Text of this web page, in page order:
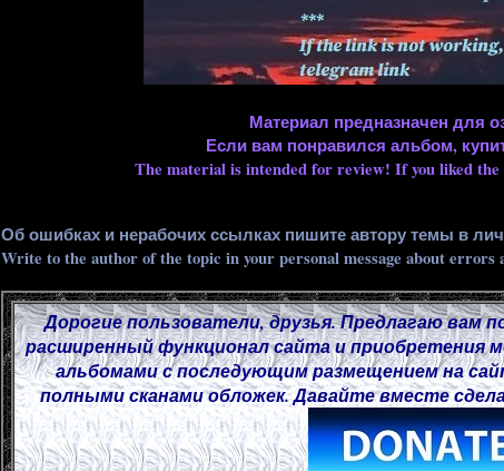
Материал предназначен для
Если вам понравился альбом,
The material is intended for review! If you liked
Об ошибках и нерабочих ссылках пишите автору темы в
Write to the author of the topic in your personal message about errors
Дорогие пользователи, друзья. Предлагаю вам
расширенный функционал сайта и приобретения
альбомами с последующим размещением на
полными сканами обложек. Давайте вместе